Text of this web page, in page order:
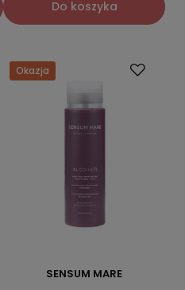
Do koszyka
Okazja
SENSUM MARE